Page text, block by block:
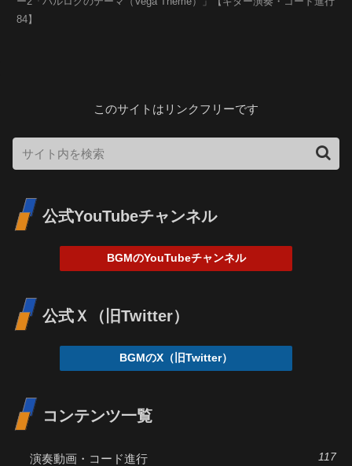
84】
このサイトはリンクフリーです
公式YouTubeチャンネル
BGMのYouTubeチャンネル
公式Ｘ（旧Twitter）
BGMのX（旧Twitter）
コンテンツ一覧
演奏動画・コード進行 117